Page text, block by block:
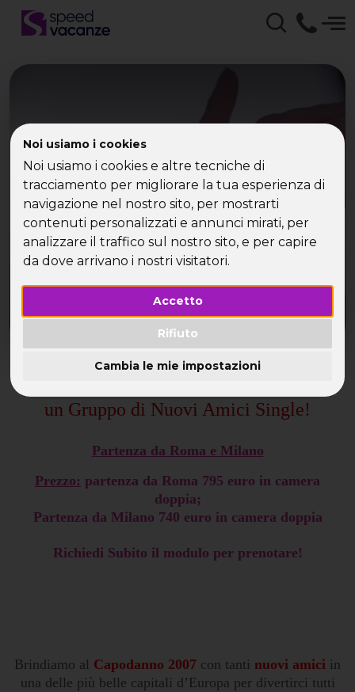
Noi usiamo i cookies
Noi usiamo i cookies e altre tecniche di
tracciamento per migliorare la tua esperienza di
navigazione nel nostro sito, per mostrarti
contenuti personalizzati e annunci mirati, per
analizzare il traffico sul nostro sito, e per capire
da dove arrivano i nostri visitatori.
Accetto
Rifiuto
Cambia le mie impostazioni
Capodanno Praga con
Speed Vacanze - Viaggi
per single
un Gruppo di Nuovi Amici Single!
Partenza da Roma e Milano
Prezzo: partenza da Roma 795 euro in camera
doppia;
Partenza da Milano 740 euro in camera doppia
Richiedi Subito il modulo per prenotare!
Brindiamo al Capodanno 2007 con tanti nuovi amici in
una delle più belle capitali d’Europa per divertirci tutti